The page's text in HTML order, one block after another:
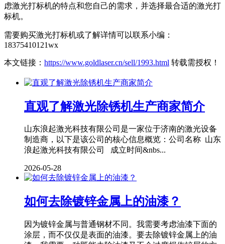
虑激光打标机的特点和您自己的需求，并选择最合适的激光打
标机。
需要购买激光打标机或了解详情可以联系小编：
18375410121wx
本文链接： https://www.goldlaser.cn/sell/1993.html 转载需授权！
直观了解激光除锈机生产商家简介
山东浪起激光科技有限公司是一家位于济南的激光设备
制造商，以下是该公司的核心信息概览：公司名称 山东
浪起激光科技有限公司 成立时间&nbs...
2026-05-28
如何去除镀锌金属上的油漆？
因为镀锌金属与普通钢材不同。我需要考虑油漆下面的
涂层，而不仅仅是表面的油漆。要去除镀锌金属上的油